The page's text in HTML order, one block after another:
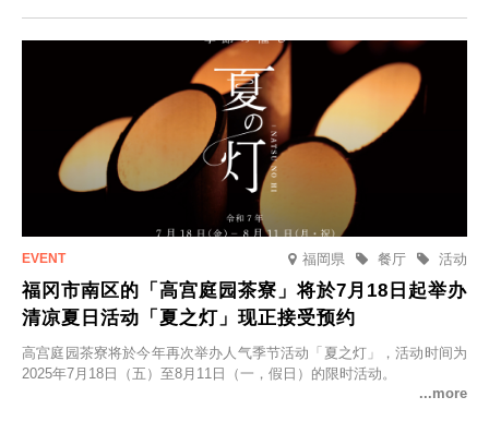
福岡県 活动
餐厅
福冈市南区的「高宫庭园茶寮」将於7月18日起举办
清凉夏日活动「夏之灯」现正接受预约
高宫庭园茶寮将於今年再次举办人气季节活动「夏之灯」，活动时间为
2025年7月18日（五）至8月11日（一，假日）的限时活动。